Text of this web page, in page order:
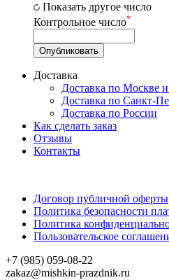
Показать другое число
Контрольное число*
Доставка
Доставка по Москве
Доставка по Санкт-
Доставка по России
Как сделать заказ
Отзывы
Контакты
Договор публичной оферты
Политика безопасности
Политика
Пользовательское
+7 (985) 059-08-22
zakaz@mishkin-prazdnik.ru